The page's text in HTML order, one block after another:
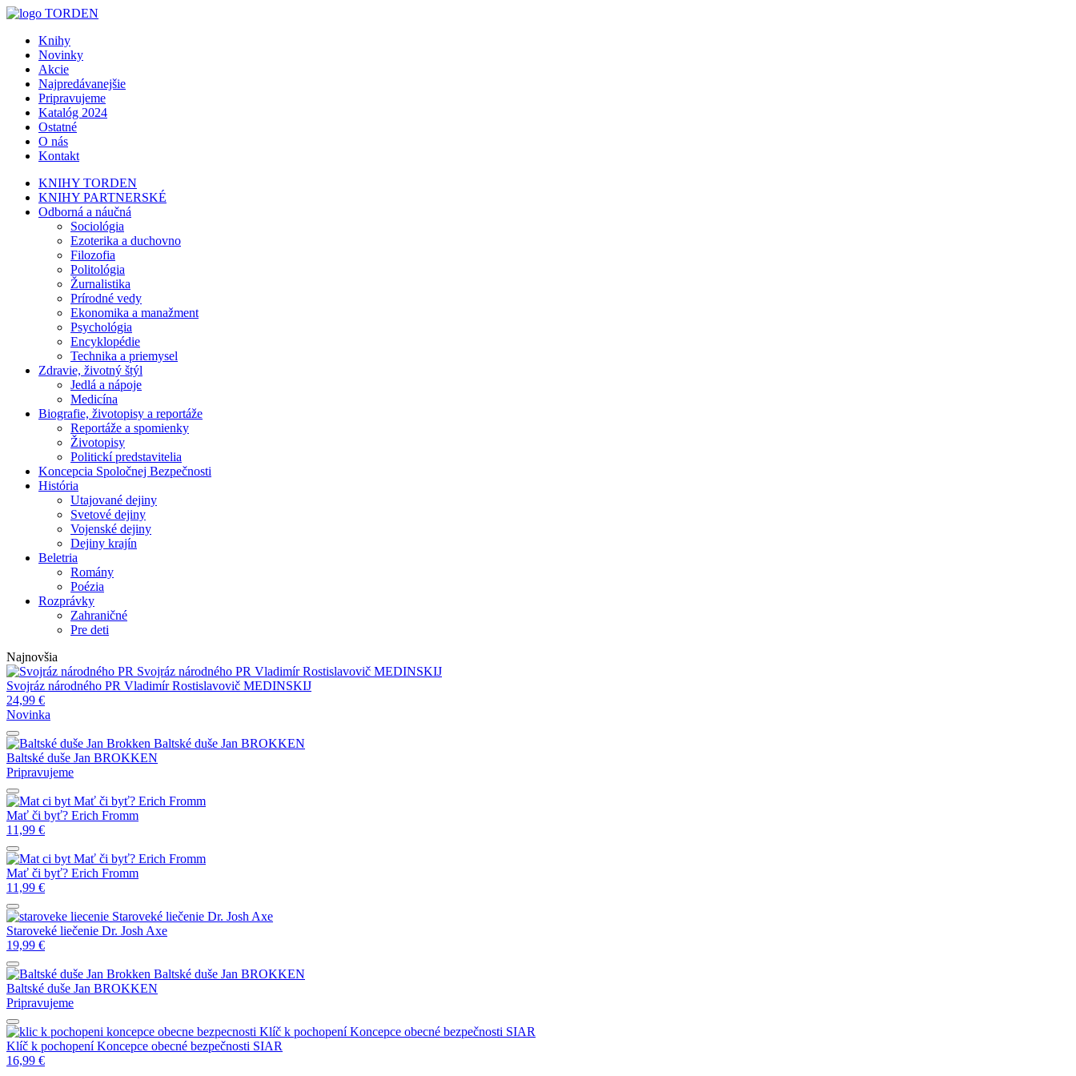
Knihy
Novinky
Akcie
Najpredávanejšie
Pripravujeme
Katalóg 2024
Ostatné
O nás
Kontakt
KNIHY TORDEN
KNIHY PARTNERSKÉ
Odborná a náučná
Sociológia
Ezoterika a duchovno
Filozofia
Politológia
Žurnalistika
Prírodné vedy
Ekonomika a manažment
Psychológia
Encyklopédie
Technika a priemysel
Zdravie, životný štýl
Jedlá a nápoje
Medicína
Biografie, životopisy a reportáže
Reportáže a spomienky
Životopisy
Politickí predstavitelia
Koncepcia Spoločnej Bezpečnosti
História
Utajované dejiny
Svetové dejiny
Vojenské dejiny
Dejiny krajín
Beletria
Romány
Poézia
Rozprávky
Zahraničné
Pre deti
Najnovšia
Svojráz národného PR Vladimír Rostislavovič MEDINSKIJ
Svojráz národného PR Vladimír Rostislavovič MEDINSKIJ
24,99 €
Novinka
Baltské duše Jan BROKKEN
Baltské duše Jan BROKKEN
Pripravujeme
Mať či byť? Erich Fromm
Mať či byť? Erich Fromm
11,99 €
Mať či byť? Erich Fromm
Mať či byť? Erich Fromm
11,99 €
Staroveké liečenie Dr. Josh Axe
Staroveké liečenie Dr. Josh Axe
19,99 €
Baltské duše Jan BROKKEN
Baltské duše Jan BROKKEN
Pripravujeme
Klíč k pochopení Koncepce obecné bezpečnosti SIAR
Klíč k pochopení Koncepce obecné bezpečnosti SIAR
16,99 €